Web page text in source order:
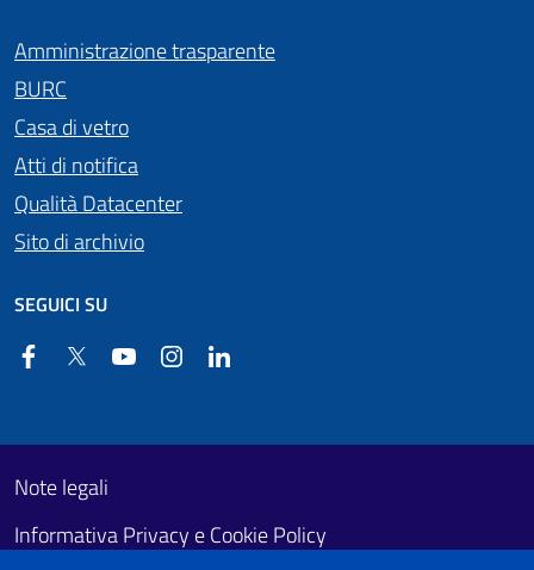
Amministrazione trasparente
BURC
Casa di vetro
Atti di notifica
Qualità Datacenter
Sito di archivio
SEGUICI SU
FacebookTwitter YouTube Instagram
Footer First
Useful links section
Note legali
Informativa Privacy e Cookie Policy